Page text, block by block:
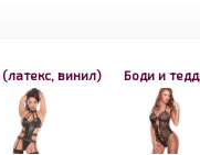
винил) Боди и